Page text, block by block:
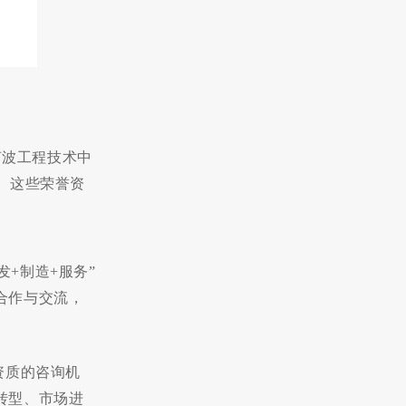
工程技术中
这些荣誉资
+制造+服务”
与交流，
质的咨询机
型、市场进